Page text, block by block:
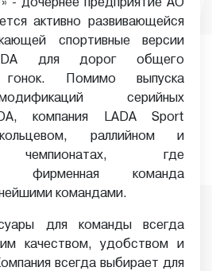
- дочернее предприятие АО
активно развивающейся
спортивные версии
для дорог общего
гонок. Помимо выпуска
серийных
компания LADA Sport
раллийном и
чемпионатах, где
фирменная команда
командами.
для команды всегда
качеством, удобством и
всегда выбирает для